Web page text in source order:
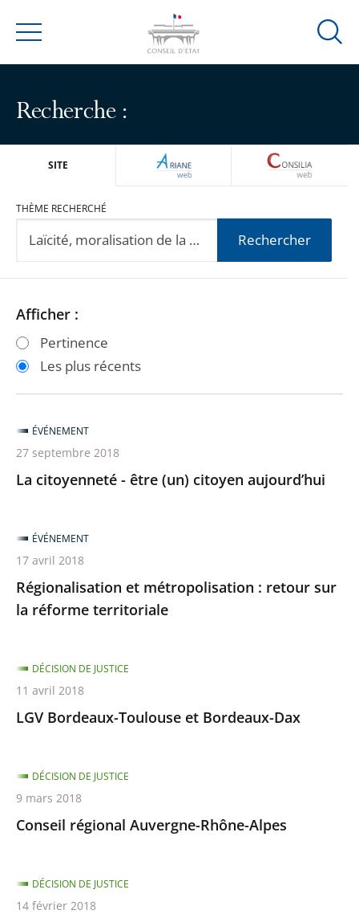
Menu
Ouvrir
Recherche :
SITE ARIANEWEB
THÈME RECHERCHÉ
Rechercher
Passer
les
filtres
après
Passer
les
filtres
avant
Afficher :
Pertinence
Les plus récents
La citoyenneté - être (un) citoyen aujourd’hui
ÉVÉNEMENT
27 septembre 2018
Régionalisation et métropolisation : retour sur
la réforme territoriale
ÉVÉNEMENT
17 avril 2018
LGV Bordeaux-Toulouse et Bordeaux-Dax
DÉCISION DE JUSTICE
11 avril 2018
Conseil régional Auvergne-Rhône-Alpes
DÉCISION DE JUSTICE
9 mars 2018
DÉCISION DE JUSTICE
14 février 2018